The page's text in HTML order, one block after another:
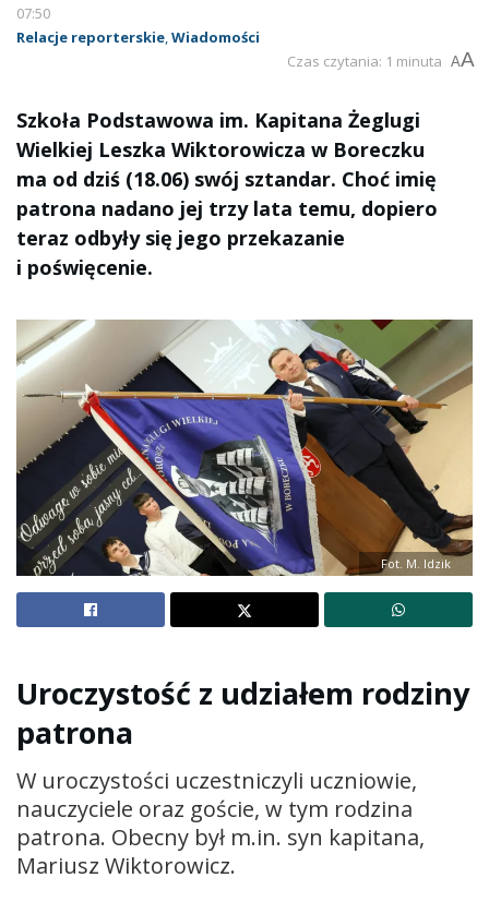
07:50
Relacje reporterskie,Wiadomości
Czas czytania: 1 minuta AA
Szkoła Podstawowa im. Kapitana Żeglugi
Wielkiej Leszka Wiktorowicza w Boreczku
ma od dziś (18.06) swój sztandar. Choć imię
patrona nadano jej trzy lata temu, dopiero
teraz odbyły się jego przekazanie
i poświęcenie.
Fot. M. Idzik
Uroczystość z udziałem rodziny
patrona
W uroczystości uczestniczyli uczniowie,
nauczyciele oraz goście, w tym rodzina
patrona. Obecny był m.in. syn kapitana,
Mariusz Wiktorowicz.